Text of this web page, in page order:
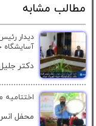
مطالب مشابه
دیدار
آسایشگاه
دکتر
اختتامیه
محفل انس